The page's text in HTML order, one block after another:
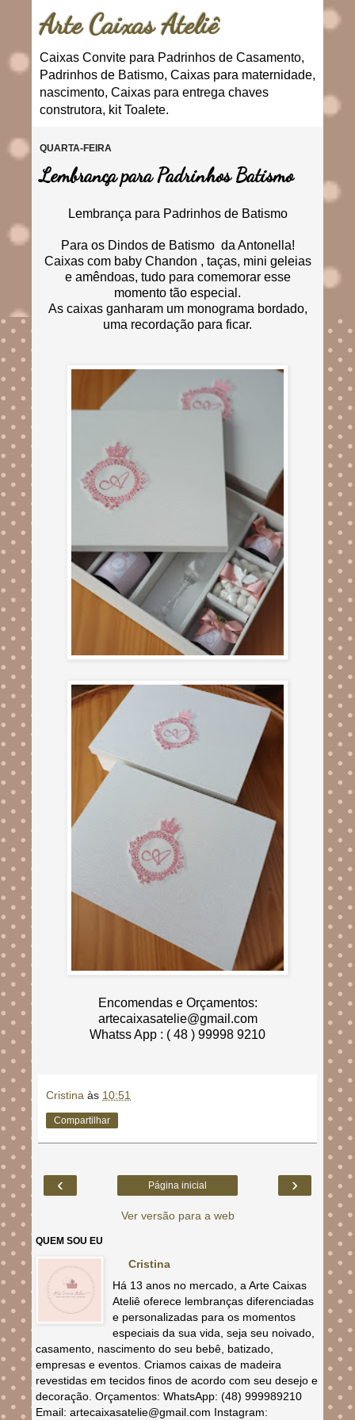
Arte Caixas Ateliê
Caixas Convite para Padrinhos de Casamento,
Padrinhos de Batismo, Caixas para maternidade,
nascimento, Caixas para entrega chaves
construtora, kit Toalete.
QUARTA-FEIRA
Lembrança para Padrinhos Batismo
Lembrança para Padrinhos de Batismo
Para os Dindos de Batismo da Antonella!
Caixas com baby Chandon , taças, mini geleias
e amêndoas, tudo para comemorar esse
momento tão especial.
As caixas ganharam um monograma bordado,
uma recordação para ficar.
Encomendas e Orçamentos:
artecaixasatelie@gmail.com
Whatss App : ( 48 ) 99998 9210
Cristina às 10:51
Compartilhar
‹ ›
Página inicial
Ver versão para a web
QUEM SOU EU
Cristina
Há 13 anos no mercado, a Arte Caixas
Ateliê oferece lembranças diferenciadas
e personalizadas para os momentos
especiais da sua vida, seja seu noivado,
casamento, nascimento do seu bebê, batizado,
empresas e eventos. Criamos caixas de madeira
revestidas em tecidos finos de acordo com seu desejo e
decoração. Orçamentos: WhatsApp: (48) 999989210
Email: artecaixasatelie@gmail.com Instagram: